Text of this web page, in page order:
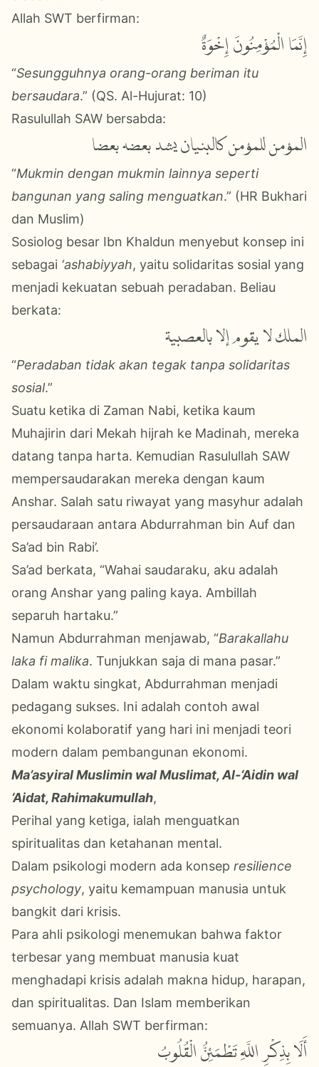
Allah SWT berfirman:
إِنَّمَا الْمُؤْمِنُونَ إِخْوَةٌ
“Sesungguhnya orang-orang beriman itu
bersaudara.” (QS. Al-Hujurat: 10)
Rasulullah SAW bersabda:
المؤمن للمؤمن كالبنيان يشد بعضه بعضا
“Mukmin dengan mukmin lainnya seperti
bangunan yang saling menguatkan.” (HR Bukhari
dan Muslim)
Sosiolog besar Ibn Khaldun menyebut konsep ini
sebagai ‘ashabiyyah, yaitu solidaritas sosial yang
menjadi kekuatan sebuah peradaban. Beliau
berkata:
الملك لا يقوم إلا بالعصبية
“Peradaban tidak akan tegak tanpa solidaritas
sosial.”
Suatu ketika di Zaman Nabi, ketika kaum
Muhajirin dari Mekah hijrah ke Madinah, mereka
datang tanpa harta. Kemudian Rasulullah SAW
mempersaudarakan mereka dengan kaum
Anshar. Salah satu riwayat yang masyhur adalah
persaudaraan antara Abdurrahman bin Auf dan
Sa’ad bin Rabi’.
Sa’ad berkata, “Wahai saudaraku, aku adalah
orang Anshar yang paling kaya. Ambillah
separuh hartaku.”
Namun Abdurrahman menjawab, “Barakallahu
laka fi malika. Tunjukkan saja di mana pasar.”
Dalam waktu singkat, Abdurrahman menjadi
pedagang sukses. Ini adalah contoh awal
ekonomi kolaboratif yang hari ini menjadi teori
modern dalam pembangunan ekonomi.
Ma’asyiral Muslimin wal Muslimat, Al-‘Aidin wal
‘Aidat, Rahimakumullah,
Perihal yang ketiga, ialah menguatkan
spiritualitas dan ketahanan mental.
Dalam psikologi modern ada konsep resilience
psychology, yaitu kemampuan manusia untuk
bangkit dari krisis.
Para ahli psikologi menemukan bahwa faktor
terbesar yang membuat manusia kuat
menghadapi krisis adalah makna hidup, harapan,
dan spiritualitas. Dan Islam memberikan
semuanya. Allah SWT berfirman:
أَلَا بِذِكْرِ اللَّهِ تَطْمَئِنُّ الْقُلُوبُ